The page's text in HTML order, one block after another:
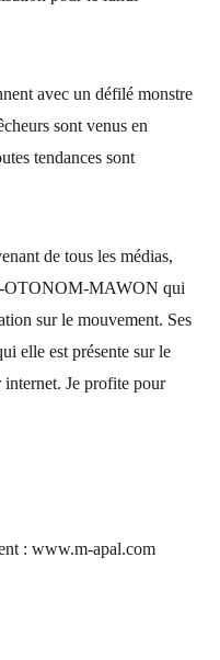
avec un défilé monstre
sont venus en
tendances sont
de tous les médias,
OTONOM-MAWON qui
sur le mouvement. Ses
elle est présente sur le
Je profite pour
: www.m-apal.com